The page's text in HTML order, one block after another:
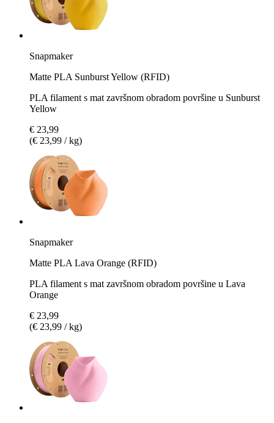
Snapmaker
Matte PLA Sunburst Yellow (RFID)
PLA filament s mat završnom obradom površine u Sunburst
Yellow
€ 23,99
(€ 23,99 / kg)
Snapmaker
Matte PLA Lava Orange (RFID)
PLA filament s mat završnom obradom površine u Lava
Orange
€ 23,99
(€ 23,99 / kg)